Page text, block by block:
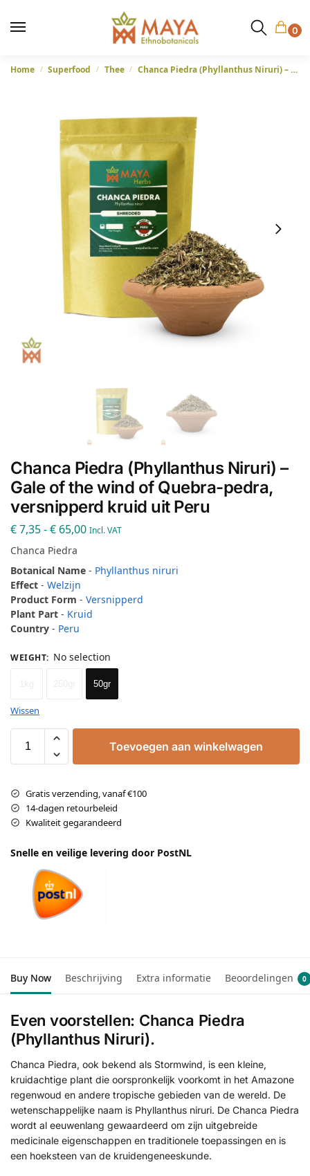
0
Home / Superfood / Thee / Chanca Piedra (Phyllanthus Niruri) – Gale of the wind of Quebra-pedra, versnipperd kruid uit Peru
Chanca Piedra (Phyllanthus Niruri) –
Gale of the wind of Quebra-pedra,
versnipperd kruid uit Peru
€7,35-€ 65,00 Incl. VAT
Chanca Piedra
Botanical Name - Phyllanthus niruri
Effect - Welzijn
Product Form - Versnipperd
Plant Part - Kruid
Country - Peru
WEIGHT: No selection
50gr
Wissen
Toevoegen aan winkelwagen
Gratis verzending, vanaf €100
14-dagen retourbeleid
Kwaliteit gegarandeerd
Snelle en veilige levering door PostNL
Buy Now Beschrijving Extra informatie Beoordelingen 0
Even voorstellen: Chanca Piedra
(Phyllanthus Niruri).
Chanca Piedra, ook bekend als Stormwind, is een kleine,
kruidachtige plant die oorspronkelijk voorkomt in het Amazone
regenwoud en andere tropische gebieden van de wereld. De
wetenschappelijke naam is Phyllanthus niruri. De Chanca Piedra
wordt al eeuwenlang gewaardeerd om zijn uitgebreide
medicinale eigenschappen en traditionele toepassingen en is
een hoeksteen van de kruidengeneeskunde.